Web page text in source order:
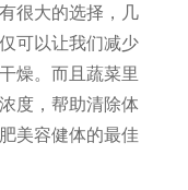
很大的选择，几
可以让我们减少
燥。而且蔬菜里
度，帮助清除体
美容健体的最佳